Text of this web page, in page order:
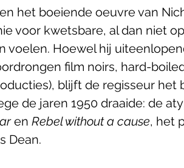
het boeiende oeuvre van
voor kwetsbare, al dan niet
voelen. Hoewel hij
film noirs, hard-
blijft de regisseur het
de jaren 1950 draaide: de
en Rebel without a cause, het
Dean.